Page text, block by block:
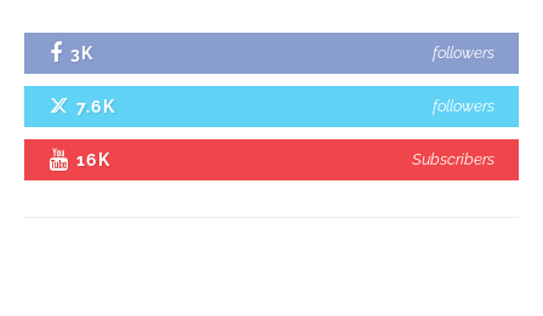
3K followers
7.6K followers
16K Subscribers